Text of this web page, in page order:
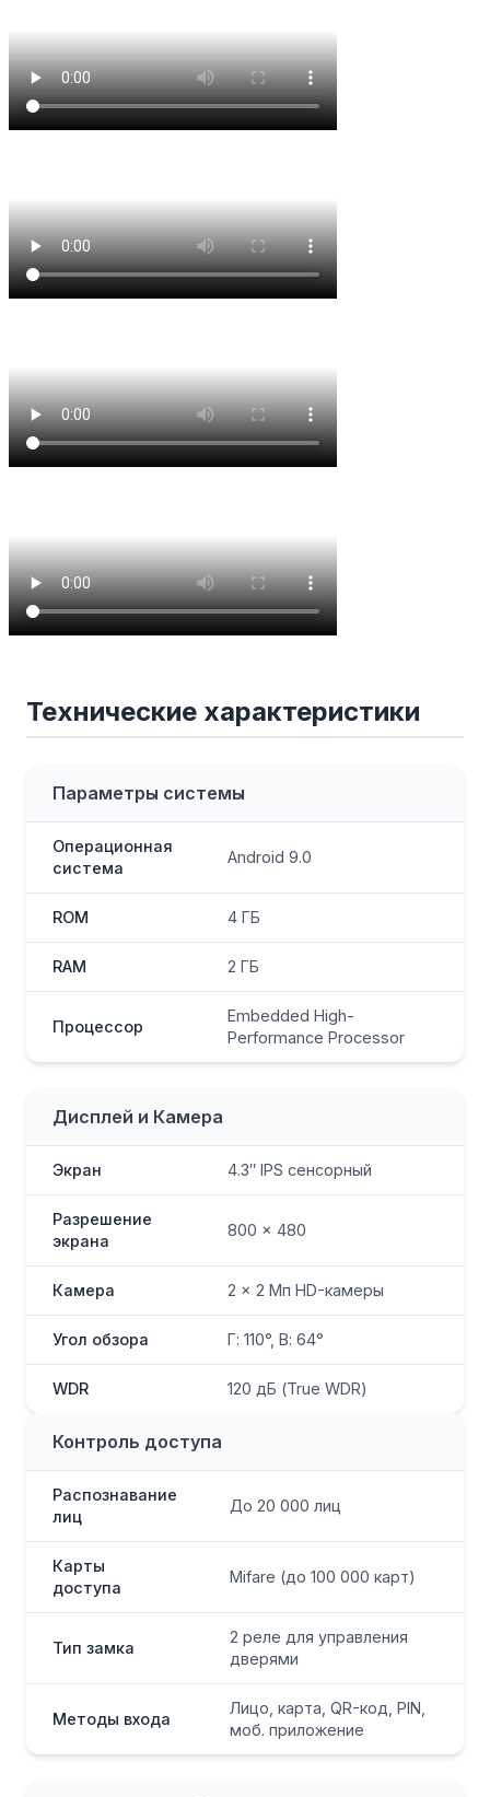
Технические характеристики
Параметры системы
Операционная
система
Android 9.0
ROM 4 ГБ
RAM 2 ГБ
Процессор
Embedded High-
Performance Processor
Дисплей и Камера
Экран 4.3″ IPS сенсорный
Разрешение
экрана
800 × 480
Камера 2 × 2 Мп HD-камеры
Угол обзора Г: 110°, В: 64°
WDR 120 дБ (True WDR)
Контроль доступа
Распознавание
лиц
До 20 000 лиц
Карты
доступа
Mifare (до 100 000 карт)
Тип замка
2 реле для управления
дверями
Методы входа
Лицо, карта, QR-код, PIN,
моб. приложение